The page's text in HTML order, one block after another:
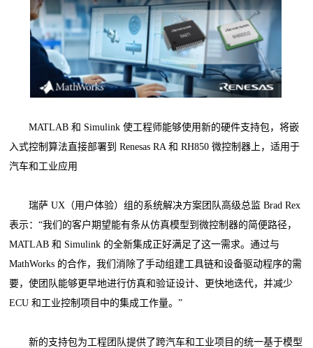
MATLAB 和 Simulink 使工程师能够使用新的硬件支持包，将嵌
入式控制算法直接部署到 Renesas RA 和 RH850 微控制器上，适用于
汽车和工业应用
瑞萨 UX（用户体验）组的系统解决方案团队高级总监 Brad Rex
表示：“我们的客户期望能有条从仿真模型到微控制器的简便路径，
MATLAB 和 Simulink 的全新集成正好满足了这一需求。通过与
MathWorks 的合作，我们消除了手动组建工具链和设备驱动程序的需
要，使团队能够更早地进行仿真和验证设计、更快地迭代，并减少
ECU 和工业控制项目中的集成工作量。”
新的支持包为工程团队提供了跨汽车和工业项目的统一基于模型